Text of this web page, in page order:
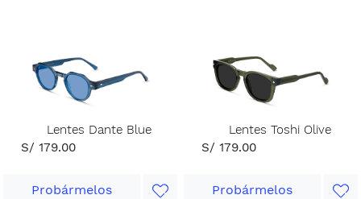
Lentes Dante Blue
S/ 179.00
Probármelos
Lentes Toshi Olive
S/ 179.00
Probármelos